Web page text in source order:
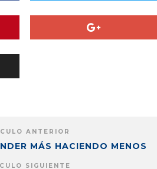
ANTERIOR
MÁS HACIENDO MENOS
SIGUIENTE